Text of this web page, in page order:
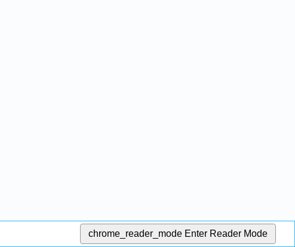
chrome_reader_mode Enter Reader Mode